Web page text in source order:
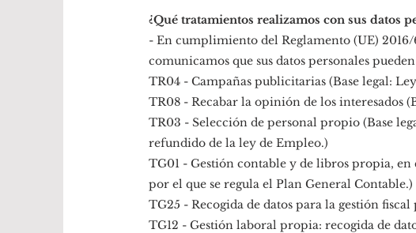
¿Qué tratamientos realizamos con sus datos
- En cumplimiento del Reglamento (UE)
comunicamos que sus datos personales
TR04 - Campañas publicitarias (Base legal:
TR08 - Recabar la opinión de los interesados
TR03 - Selección de personal propio (Base
refundido de la ley de Empleo.)
TG01 - Gestión contable y de libros propia, en
por el que se regula el Plan General Contable.)
TG25 - Recogida de datos para la gestión
TG12 - Gestión laboral propia: recogida de